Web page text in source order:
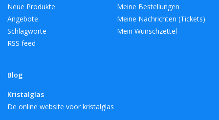
Neue Produkte
Angebote
Schlagworte
RSS feed
Blog
Meine Bestellungen
Meine Nachrichten (Tickets)
Mein Wunschzettel
Kristalglas
De online website voor kristalglas